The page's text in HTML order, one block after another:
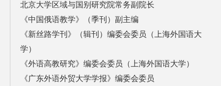
北京大学区域与国别研究院常务副院长
《中国俄语教学》（季刊）副主编
《新丝路学刊》（辑刊）编委会委员（上海外国语大
学）
《外语高教研究》编委会委员（上海外国语大学）
《广东外语外贸大学学报》编委会委员